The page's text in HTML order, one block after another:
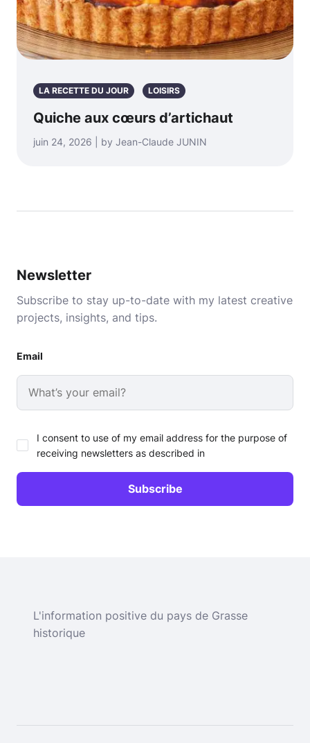
LA RECETTE DU JOUR LOISIRS
Quiche aux cœurs d’artichaut
juin 24, 2026 | by Jean-Claude JUNIN
Newsletter
Subscribe to stay up-to-date with my latest creative
projects, insights, and tips.
Email
I consent to use of my email address for the purpose of
receiving newsletters as described in
L'information positive du pays de Grasse
historique